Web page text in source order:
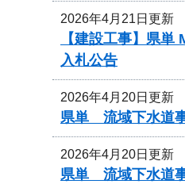
2026年4月21日更新
【建設工事】県
入札公告
2026年4月20日更新
県単 流域下水道
2026年4月20日更新
県単 流域下水道